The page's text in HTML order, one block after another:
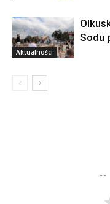
Aktualności
Sodu